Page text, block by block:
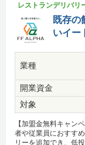
レストランデリバリ
既存の
いイー
業種
開業資金
対象
【加盟金無料キャン
者や従業員におすす
リーを追加でき、低